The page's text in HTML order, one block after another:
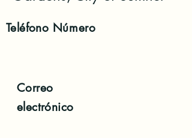
Teléfono Número
Correo
electrónico